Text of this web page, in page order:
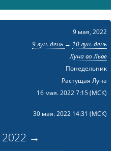
9 мая, 2022
9 лун. день → 10 лун. день
Луна во Льве
Понедельник
Растущая Луна
16 мая. 2022 7:15(МСК)
30 мая. 2022 14:31 (МСК)
2022 →